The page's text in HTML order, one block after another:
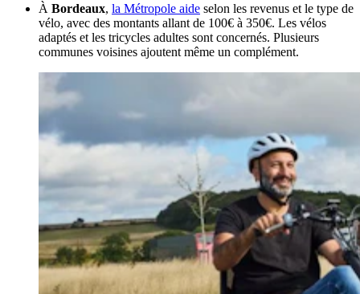
À Bordeaux, la Métropole aide selon les revenus et le type de
vélo, avec des montants allant de 100€ à 350€. Les vélos
adaptés et les tricycles adultes sont concernés. Plusieurs
communes voisines ajoutent même un complément.